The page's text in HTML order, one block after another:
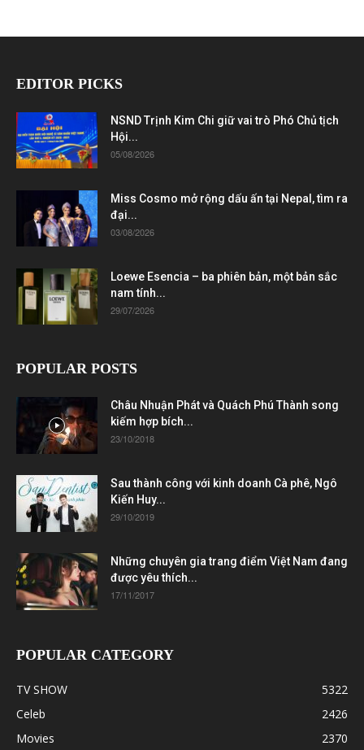
EDITOR PICKS
NSND Trịnh Kim Chi giữ vai trò Phó Chủ tịch
Hội...
05/08/2026
Miss Cosmo mở rộng dấu ấn tại Nepal, tìm ra
đại...
03/08/2026
Loewe Esencia – ba phiên bản, một bản sắc
nam tính...
29/07/2026
POPULAR POSTS
Châu Nhuận Phát và Quách Phú Thành song
kiếm hợp bích...
23/10/2018
Sau thành công với kinh doanh Cà phê, Ngô
Kiến Huy...
29/10/2019
Những chuyên gia trang điểm Việt Nam đang
được yêu thích...
17/11/2017
POPULAR CATEGORY
TV SHOW
5322
Celeb
2426
Movies
2370